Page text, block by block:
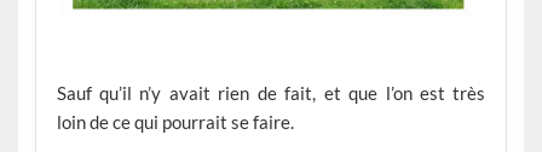
Sauf qu’il n’y avait rien de fait, et que l’on est très
loin de ce qui pourrait se faire.